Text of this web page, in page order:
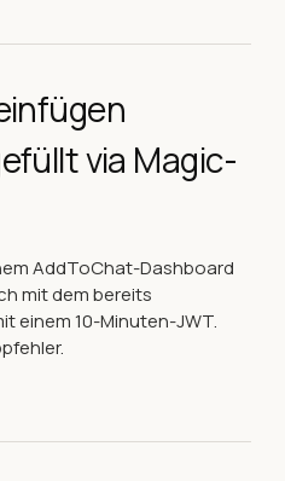
via Magic-
AddToChat-Dashboard
mit dem bereits
einem 10-Minuten-JWT.